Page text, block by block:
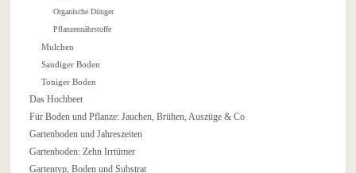
Organische Dünger
Pflanzennährstoffe
Mulchen
Sandiger Boden
Toniger Boden
Das Hochbeet
Für Boden und Pflanze: Jauchen, Brühen, Auszüge & Co
Gartenboden und Jahreszeiten
Gartenboden: Zehn Irrtümer
Gartentyp, Boden und Substrat